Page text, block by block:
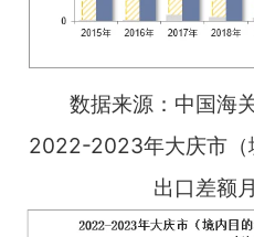
数据来源：中国海
2022-2023年大庆市（
出口差额